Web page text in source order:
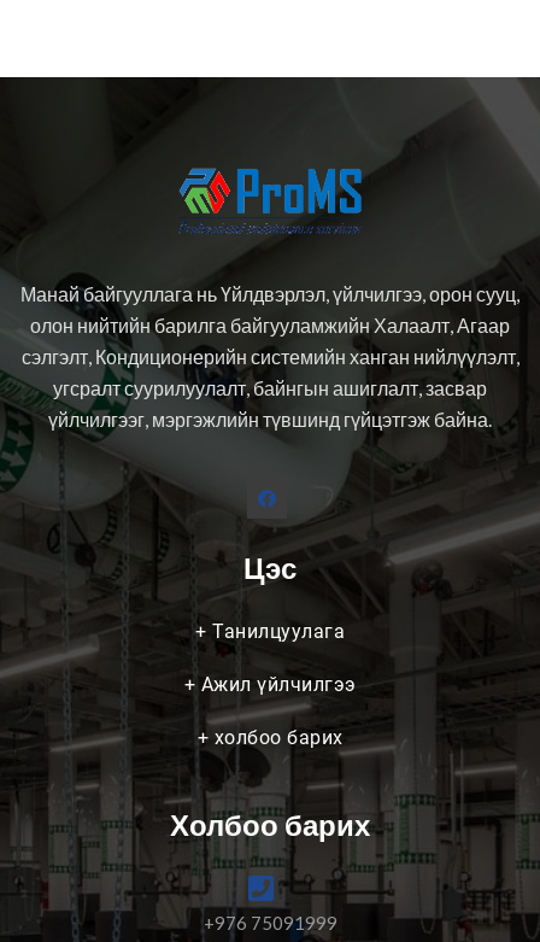
Манай байгууллага нь Үйлдвэрлэл, үйлчилгээ, орон сууц,
олон нийтийн барилга байгууламжийн Халаалт, Агаар
сэлгэлт, Кондиционерийн системийн ханган нийлүүлэлт,
угсралт суурилуулалт, байнгын ашиглалт, засвар
үйлчилгээг, мэргэжлийн түвшинд гүйцэтгэж байна.
Цэс
+ Танилцуулага
+ Ажил үйлчилгээ
+ холбоо барих
Холбоо барих
+976 75091999